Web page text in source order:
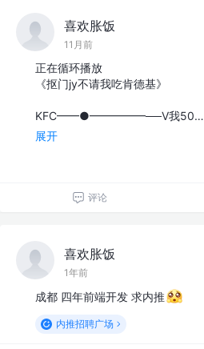
喜欢胀饭
11月前
正在循环播放
《抠门jy不请我吃肯德基》
KFC━━●━━━━━──V我50…
展开
评论
喜欢胀饭
1年前
成都 四年前端开发 求内推
内推招聘广场